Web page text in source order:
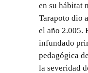
en su hábitat
Tarapoto dio
el año 2.005.
infundado
pedagógica
la severidad